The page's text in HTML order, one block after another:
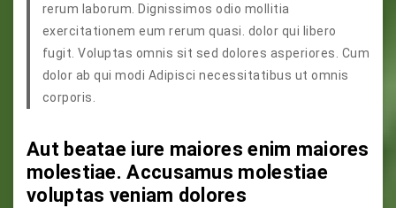
rerum laborum. Dignissimos odio mollitia
exercitationem eum rerum quasi. dolor qui libero
fugit. Voluptas omnis sit sed dolores asperiores. Cum
dolor ab qui modi Adipisci necessitatibus ut omnis
corporis.
Aut beatae iure maiores enim maiores
molestiae. Accusamus molestiae
voluptas veniam dolores